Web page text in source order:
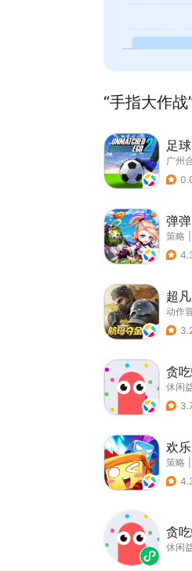
“手指大作
足
广州
弹
策略
超
动作
贪
休闲
欢
策略
贪
休闲